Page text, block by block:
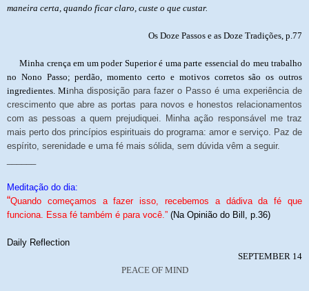
maneira certa, quando ficar claro, custe o que custar.
Os Doze Passos e as Doze Tradições, p.77
Minha crença em um poder Superior é uma parte essencial do meu trabalho
no Nono Passo; perdão, momento certo e motivos corretos são os outros
ingredientes. Minha disposição para fazer o Passo é uma experiência de
crescimento que abre as portas para novos e honestos relacionamentos
com as pessoas a quem prejudiquei. Minha ação responsável me traz
mais perto dos princípios espirituais do programa: amor e serviço. Paz de
espírito, serenidade e uma fé mais sólida, sem dúvida vêm a seguir.
Meditação do dia:
“Quando começamos a fazer isso, recebemos a dádiva da fé que
funciona. Essa fé também é para você.” (Na Opinião do Bill, p.36)
Daily Reflection
SEPTEMBER 14
PEACE OF MIND